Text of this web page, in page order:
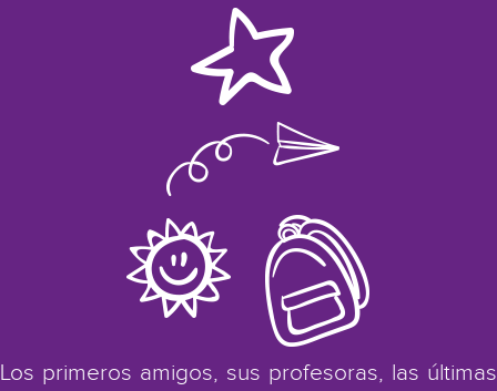
Los primeros amigos, sus profesoras, las últimas